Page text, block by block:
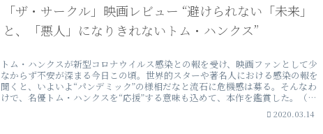
「ザ・サークル」映画レビュー “避けられない「未来」
と、「悪人」になりきれないトム・ハンクス”
トム・ハンクスが新型コロナウイルス感染との報を受け、映画ファンとして少
なからず不安が深まる今日この頃。世界的スターや著名人における感染の報を
聞くと、いよいよ“パンデミック”の様相だなと流石に危機感は募る。そんなわ
けで、名優トム・ハンクスを“応援”する意味も込めて、本作を鑑賞した。（映
2020.03.14